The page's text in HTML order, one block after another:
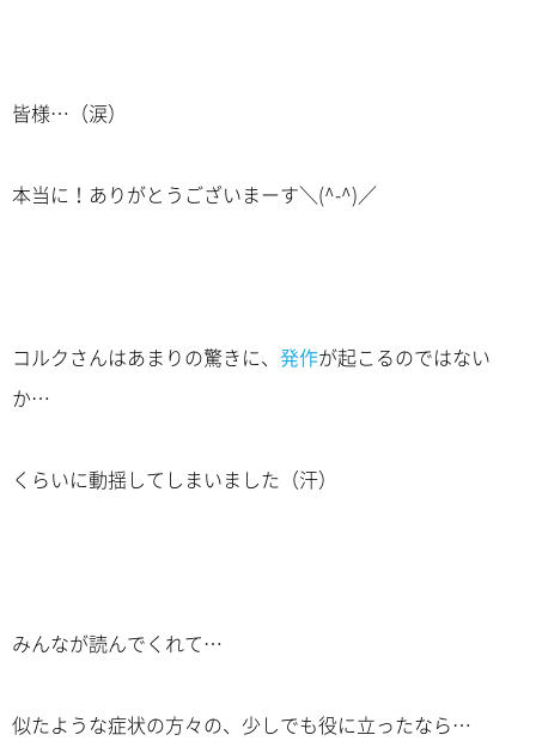
皆様…（涙）
本当に！ありがとうございまーす＼(^-^)／
コルクさんはあまりの驚きに、 発作が起こるのではない
か…
くらいに動揺してしまいました（汗）
みんなが読んでくれて…
似たような症状の方々の、少しでも役に立ったなら…